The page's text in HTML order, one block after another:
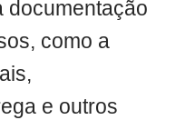
documentação
como a
e outros